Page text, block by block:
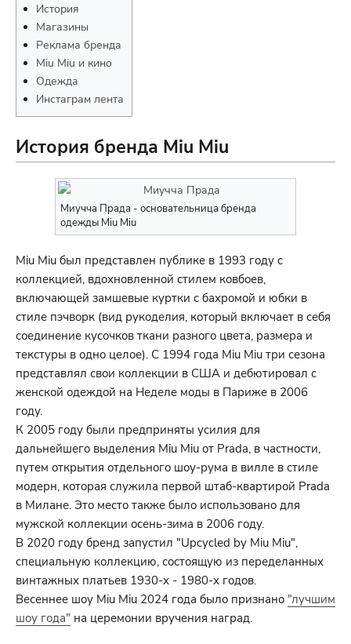
История
Магазины
Реклама бренда
Miu Miu и кино
Одежда
Инстаграм лента
История бренда Miu Miu
Миучча Прада - основательница бренда
одежды Miu Miu
Miu Miu был представлен публике в 1993 году с
коллекцией, вдохновленной стилем ковбоев,
включающей замшевые куртки с бахромой и юбки в
стиле пэчворк (вид рукоделия, который включает в себя
соединение кусочков ткани разного цвета, размера и
текстуры в одно целое). С 1994 года Miu Miu три сезона
представлял свои коллекции в США и дебютировал с
женской одеждой на Неделе моды в Париже в 2006
году.
К 2005 году были предприняты усилия для
дальнейшего выделения Miu Miu от Prada, в частности,
путем открытия отдельного шоу-рума в вилле в стиле
модерн, которая служила первой штаб-квартирой Prada
в Милане. Это место также было использовано для
мужской коллекции осень-зима в 2006 году.
В 2020 году бренд запустил "Upcycled by Miu Miu",
специальную коллекцию, состоящую из переделанных
винтажных платьев 1930-х - 1980-х годов.
Весеннее шоу Miu Miu 2024 года было признано "лучшим
шоу года" на церемонии вручения наград.